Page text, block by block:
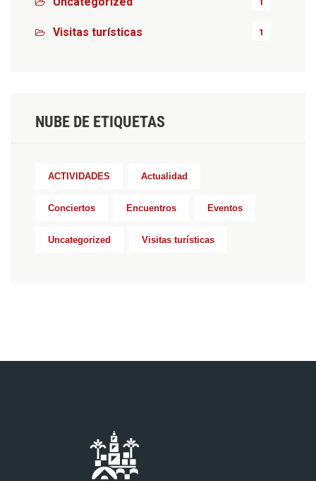
Visitas turísticas 1
NUBE DE ETIQUETAS
ACTIVIDADES Actualidad
Conciertos Encuentros Eventos
Uncategorized Visitas turísticas